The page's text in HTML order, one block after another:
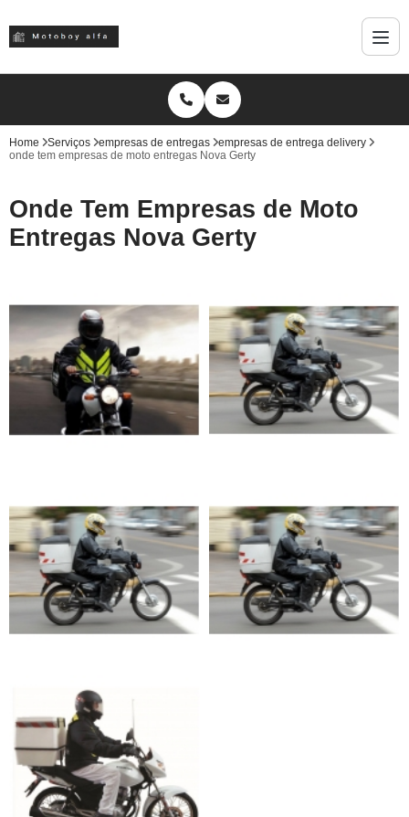
Home Serviços empresas de entregas
empresas de entrega delivery
onde tem empresas de moto entregas Nova Gerty
Onde Tem Empresas de Moto
Entregas Nova Gerty